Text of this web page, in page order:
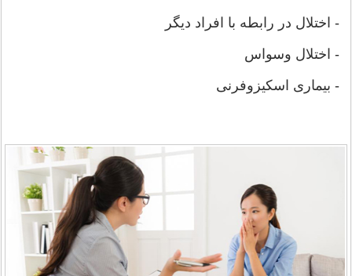
- اختلال در رابطه با افراد دیگر
- اختلال وسواس
- بیماری اسکیزوفرنی